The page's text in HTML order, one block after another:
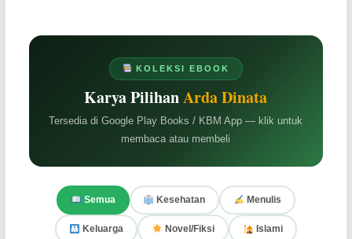
KOLEKSI EBOOK
Karya PilihanArda Dinata
Tersedia di Google Play Books / KBM App — klik untuk
membaca atau membeli
Semua Kesehatan Menulis
Keluarga Novel/Fiksi Islami